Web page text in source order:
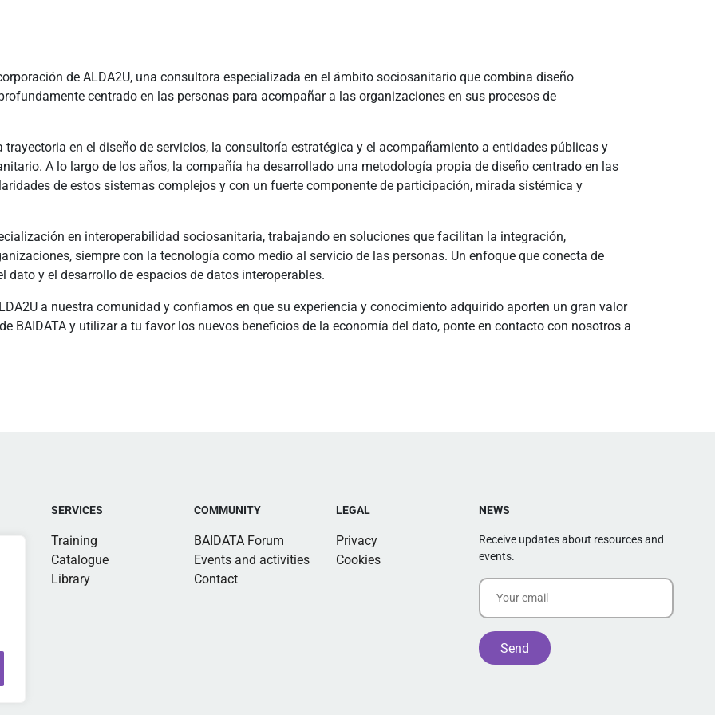
de ALDA2U, una consultora especializada en el ámbito sociosanitario que combina diseño
centrado en las personas para acompañar a las organizaciones en sus procesos de
en el diseño de servicios, la consultoría estratégica y el acompañamiento a entidades públicas y
A lo largo de los años, la compañía ha desarrollado una metodología propia de diseño centrado en las
de estos sistemas complejos y con un fuerte componente de participación, mirada sistémica y
en interoperabilidad sociosanitaria, trabajando en soluciones que facilitan la integración,
siempre con la tecnología como medio al servicio de las personas. Un enfoque que conecta de
y el desarrollo de espacios de datos interoperables.
a nuestra comunidad y confiamos en que su experiencia y conocimiento adquirido aporten un gran valor
BAIDATA y utilizar a tu favor los nuevos beneficios de la economía del dato, ponte en contacto con nosotros a
SERVICES
Training
Catalogue
Library
COMMUNITY
BAIDATA Forum
Events and activities
Contact
LEGAL
Privacy
Cookies
NEWS
Receive updates about resources and
events.